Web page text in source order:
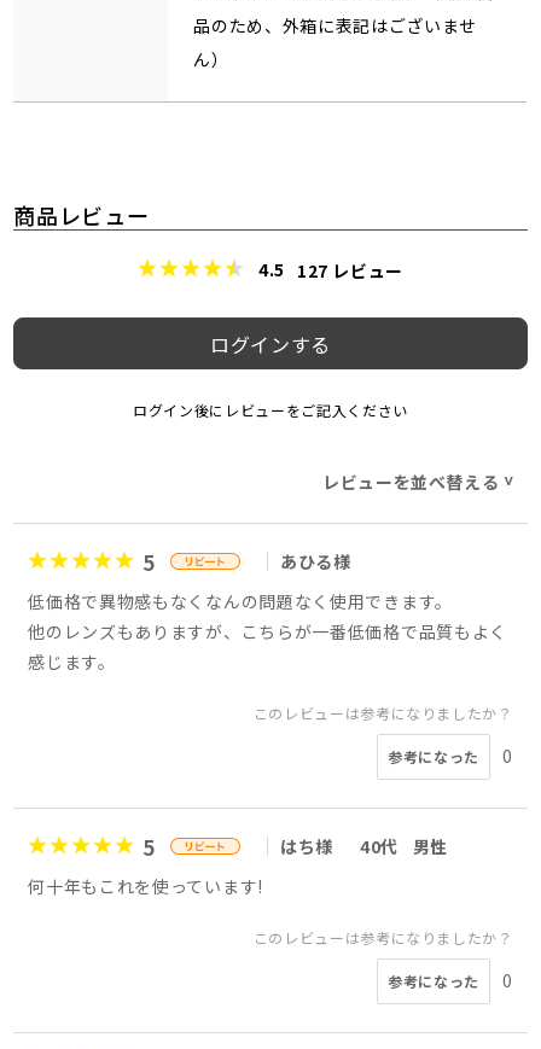
品のため、外箱に表記はございませ
ん）
商品レビュー
4.5 127 レビュー
ログインする
ログイン後にレビューをご記入ください
レビューを並べ替える >
5
あひる様
低価格で異物感もなくなんの問題なく使用できます。
他のレンズもありますが、こちらが一番低価格で品質もよく
感じます。
このレビューは参考になりましたか？
参考になった 0
5 はち様 40代
男性
何十年もこれを使っています!
このレビューは参考になりましたか？
参考になった 0